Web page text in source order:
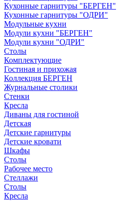
Кухонные гарнитуры "БЕРГЕН"
Кухонные гарнитуры "ОДРИ"
Модульные кухни
Модули кухни "БЕРГЕН"
Модули кухни "ОДРИ"
Столы
Комплектующие
Гостиная и прихожая
Коллекция БЕРГЕН
Журнальные столики
Стенки
Кресла
Диваны для гостиной
Детская
Детские гарнитуры
Детские кровати
Шкафы
Столы
Рабочее место
Стеллажи
Столы
Кресла